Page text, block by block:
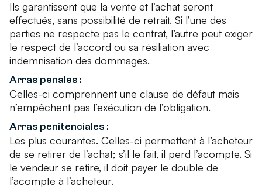
Ils garantissent que la vente et l’achat seront
effectués, sans possibilité de retrait. Si l’une des
parties ne respecte pas le contrat, l’autre peut exiger
le respect de l’accord ou sa résiliation avec
indemnisation des dommages.
Arras penales :
Celles-ci comprennent une clause de défaut mais
n’empêchent pas l’exécution de l’obligation.
Arras penitenciales :
Les plus courantes. Celles-ci permettent à l’acheteur
de se retirer de l’achat; s’il le fait, il perd l’acompte. Si
le vendeur se retire, il doit payer le double de
l’acompte à l’acheteur.